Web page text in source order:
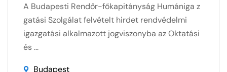
A Budapesti Rendőr-főkapitányság Humániga z
gatási Szolgálat felvételt hirdet rendvédelmi
igazgatási alkalmazott jogviszonyba az Oktatási
és ...
Budapest